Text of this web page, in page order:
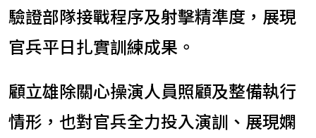
驗證部隊接戰程序及射擊精準度，展現
官兵平日扎實訓練成果。
顧立雄除關心操演人員照顧及整備執行
情形，也對官兵全力投入演訓、展現嫻